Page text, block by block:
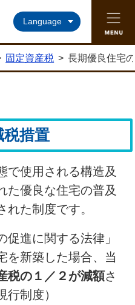
子町ホームページ
Language
固定資産税 > 長期優良住宅
税措置
で使用される構造及
た優良な住宅の普及
れた制度です。
促進に関する法律」
を新築した場合、当
税の１／２が減額さ
制度）